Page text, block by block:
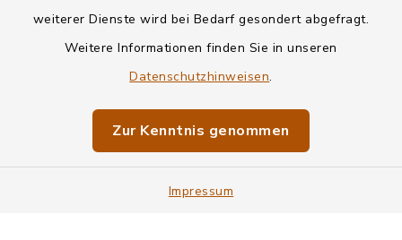
weiterer Dienste wird bei Bedarf gesondert abgefragt.
Weitere Informationen finden Sie in unseren
Datenschutzhinweisen.
Zur Kenntnis genommen
Impressum
Informationspflichten
Impressum
Sitemap